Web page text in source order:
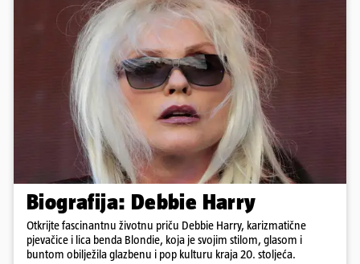
Biografija: Debbie Harry
Otkrijte fascinantnu životnu priču Debbie Harry, karizmatične
pjevačice i lica benda Blondie, koja je svojim stilom, glasom i
buntom obilježila glazbenu i pop kulturu kraja 20. stoljeća.